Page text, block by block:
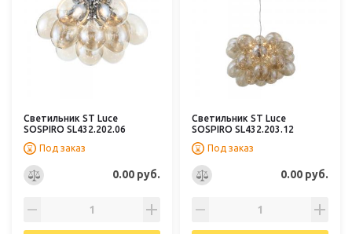
Светильник ST Luce
SOSPIRO SL432.202.06
Под заказ
0.00 руб.
Светильник ST Luce
SOSPIRO SL432.203.12
Под заказ
0.00 руб.